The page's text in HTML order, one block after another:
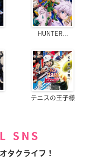
HUNTER...
テニスの王子様
SNS
タクライフ！